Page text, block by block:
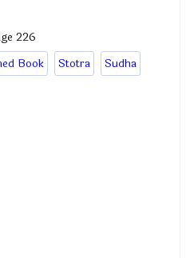
226
Book Stotra Sudha